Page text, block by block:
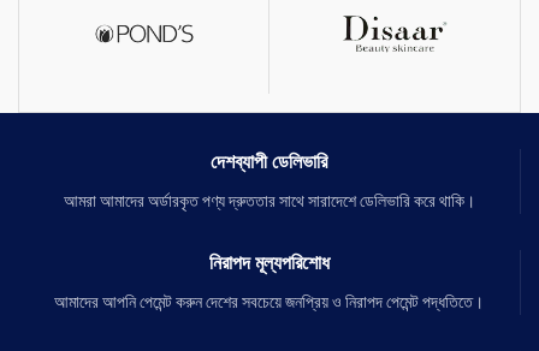
দেশব্যাপী ডেলিভারি
আমরা আমাদের অর্ডারকৃত পণ্য দ্রুততার সাথে সারাদেশে ডেলিভারি করে থাকি।
নিরাপদ মূল্যপরিশোধ
আমাদের আপনি পেমেন্ট করুন দেশের সবচেয়ে জনপ্রিয় ও নিরাপদ পেমেন্ট পদ্ধতিতে।